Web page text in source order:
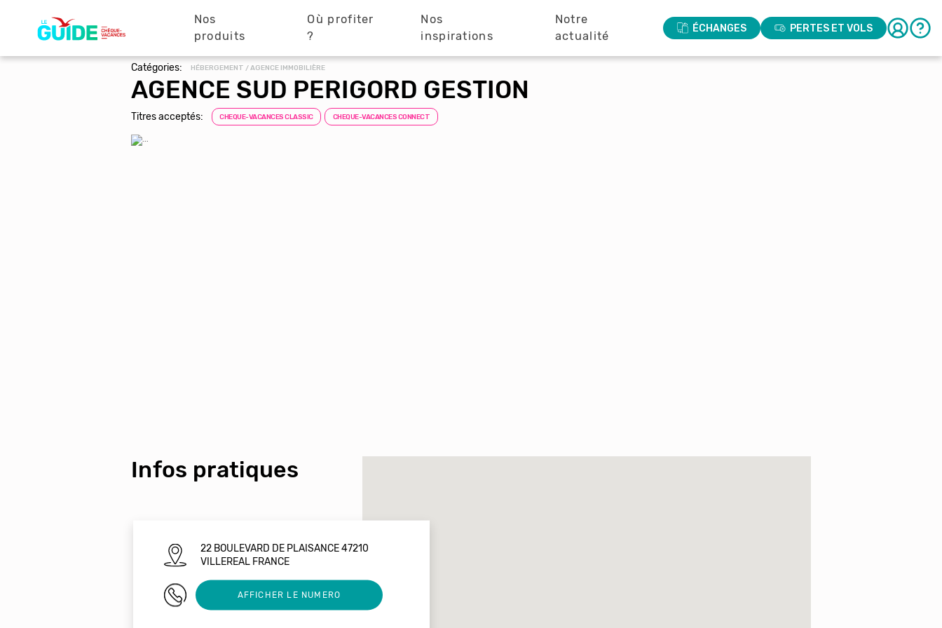
principale
Nos
produits
Où profiter
?
Nos
inspirations
Notre
actualité
ÉCHANGES PERTES ET VOLS
Catégories: HÉBERGEMENT / AGENCE IMMOBILIÈRE
AGENCE SUD PERIGORD GESTION
Titres acceptés: CHEQUE-VACANCES CLASSIC CHEQUE-VACANCES CONNECT
Infos pratiques
22 BOULEVARD DE PLAISANCE 47210
VILLEREAL FRANCE
0553019180AFFICHER LE NUMERO